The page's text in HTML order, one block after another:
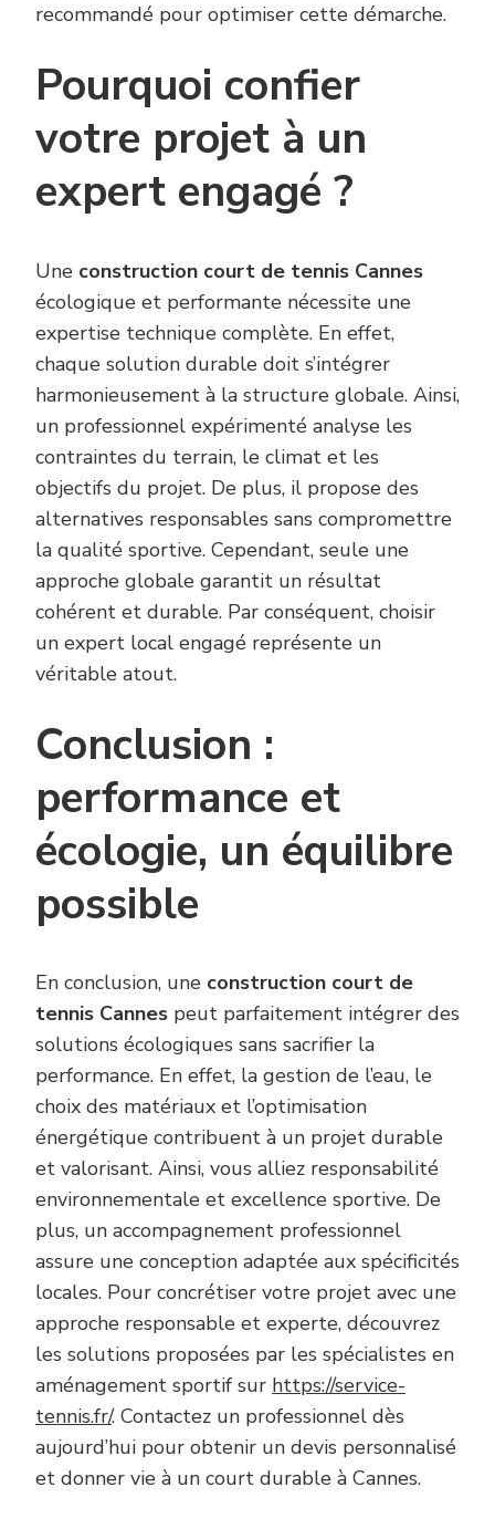
recommandé pour optimiser cette démarche.
Pourquoi confier
votre projet à un
expert engagé ?
Une construction court de tennis Cannes
écologique et performante nécessite une
expertise technique complète. En effet,
chaque solution durable doit s’intégrer
harmonieusement à la structure globale. Ainsi,
un professionnel expérimenté analyse les
contraintes du terrain, le climat et les
objectifs du projet. De plus, il propose des
alternatives responsables sans compromettre
la qualité sportive. Cependant, seule une
approche globale garantit un résultat
cohérent et durable. Par conséquent, choisir
un expert local engagé représente un
véritable atout.
Conclusion :
performance et
écologie, un équilibre
possible
En conclusion, une construction court de
tennis Cannes peut parfaitement intégrer des
solutions écologiques sans sacrifier la
performance. En effet, la gestion de l’eau, le
choix des matériaux et l’optimisation
énergétique contribuent à un projet durable
et valorisant. Ainsi, vous alliez responsabilité
environnementale et excellence sportive. De
plus, un accompagnement professionnel
assure une conception adaptée aux spécificités
locales. Pour concrétiser votre projet avec une
approche responsable et experte, découvrez
les solutions proposées par les spécialistes en
aménagement sportif sur https://service-
tennis.fr/. Contactez un professionnel dès
aujourd’hui pour obtenir un devis personnalisé
et donner vie à un court durable à Cannes.